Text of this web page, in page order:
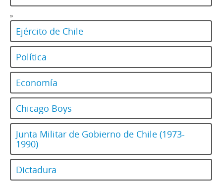
»
Ejército de Chile
Política
Economía
Chicago Boys
Junta Militar de Gobierno de Chile (1973-
1990)
Dictadura